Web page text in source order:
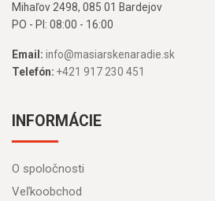
Mihaľov 2498, 085 01 Bardejov
PO - PI: 08:00 - 16:00
Email: info@masiarskenaradie.sk
Telefón: +421 917 230 451
INFORMÁCIE
O spoločnosti
Veľkoobchod